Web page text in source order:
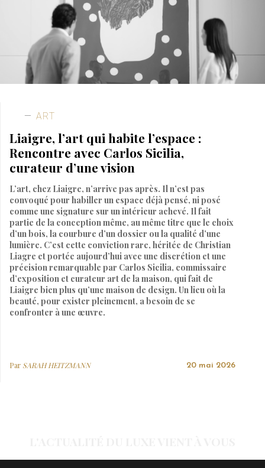
ART
Liaigre, l’art qui habite l’espace :
Rencontre avec Carlos Sicilia,
curateur d’une vision
L’art, chez Liaigre, n’arrive pas après. Il n’est pas
convoqué pour habiller un espace déjà pensé, ni posé
comme une signature sur un intérieur achevé. Il fait
partie de la conception même, au même titre que le choix
d’un bois, la courbure d’un dossier ou la qualité d’une
lumière. C’est cette conviction rare, héritée de Christian
Liagre et portée aujourd’hui avec une discrétion et une
précision remarquable par Carlos Sicilia, commissaire
d’exposition et curateur art de la maison, qui fait de
Liaigre bien plus qu’une maison de design. Un lieu où la
beauté, pour exister pleinement, a besoin de se
confronter à une œuvre.
Par SARAH HEITZMANN 20 mai 2026